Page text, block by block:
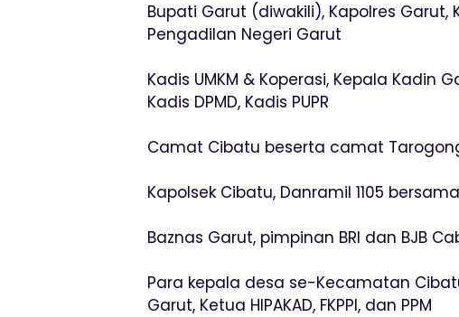
Bupati Garut (diwakili), Kapolres Garut,
Pengadilan Negeri Garut
Kadis UMKM & Koperasi, Kepala Kadin
Kadis DPMD, Kadis PUPR
Camat Cibatu beserta camat
Kapolsek Cibatu, Danramil 1105
Baznas Garut, pimpinan BRI dan BJB
Para kepala desa se-Kecamatan
Garut, Ketua HIPAKAD, FKPPI, dan PPM